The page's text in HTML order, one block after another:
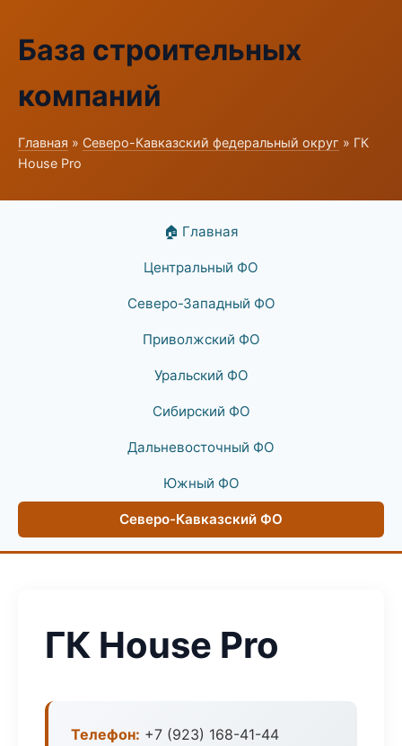
База строительных
компаний
Главная » Северо-Кавказский федеральный округ » ГК
House Pro
🏠 Главная
Центральный ФО
Северо-Западный ФО
Приволжский ФО
Уральский ФО
Сибирский ФО
Дальневосточный ФО
Южный ФО
Северо-Кавказский ФО
ГК House Pro
Телефон: +7 (923) 168-41-44